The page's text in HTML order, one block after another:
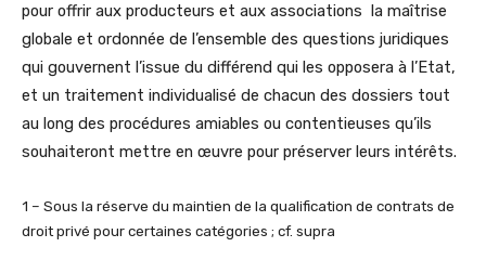
pour offrir aux producteurs et aux associations la maîtrise
globale et ordonnée de l’ensemble des questions juridiques
qui gouvernent l’issue du différend qui les opposera à l’Etat,
et un traitement individualisé de chacun des dossiers tout
au long des procédures amiables ou contentieuses qu’ils
souhaiteront mettre en œuvre pour préserver leurs intérêts.
1 – Sous la réserve du maintien de la qualification de contrats de
droit privé pour certaines catégories ; cf. supra